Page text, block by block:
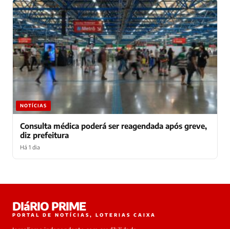
NOTÍCIAS
Consulta médica poderá ser reagendada após greve,
diz prefeitura
Há 1 dia
online
DIáRIO PRIME
PORTAL DE NOTÍCIAS, LOTERIAS CAIXA